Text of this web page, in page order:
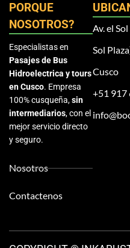
PORQUE
NOSOTROS?
Especialistas en
Pasajes de Bus
Hidroelectrica y tours
en Cusco. Empresa
100% cusqueña,sin
intermediarios, con el
mejor servicio directo
y seguro.
Nosotros
Contactenos
Av. el
Sol
Cusco
+51 917